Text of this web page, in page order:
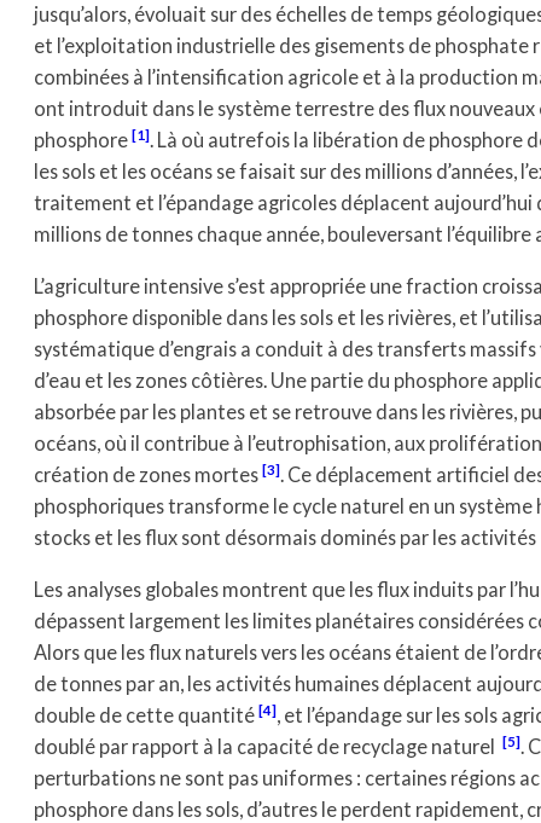
jusqu’alors, évoluait sur des échelles de temps
et l’exploitation industrielle des gisements de phosphate
combinées à l’intensification agricole et à la production
ont introduit dans le système terrestre des flux nouveaux
phosphore
1 . Là où autrefois la libération de phosphore
les sols et les océans se faisait sur des millions d’années,
traitement et l’épandage agricoles déplacent aujourd’hui
millions de tonnes chaque année, bouleversant l’équilibre
L’agriculture intensive s’est appropriée une fraction
phosphore disponible dans les sols et les rivières, et
systématique d’engrais a conduit à des transferts massifs
d’eau et les zones côtières. Une partie du phosphore
absorbée par les plantes et se retrouve dans les rivières,
océans, où il contribue à l’eutrophisation, aux
création de zones mortes 3 . Ce déplacement artificiel
phosphoriques transforme le cycle naturel en un système
stocks et les flux sont désormais dominés par les activités
Les analyses globales montrent que les flux induits par
dépassent largement les limites planétaires considérées
Alors que les flux naturels vers les océans étaient de
de tonnes par an, les activités humaines déplacent
double de cette quantité 4 , et l’épandage sur les sols
doublé par rapport à la capacité de recyclage naturel
5 .
perturbations ne sont pas uniformes : certaines régions
phosphore dans les sols, d’autres le perdent rapidement,